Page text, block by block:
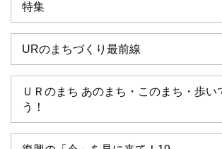
特集
URのまちづくり最前線
ＵＲのまち あのまち・このまち・歩い
う！